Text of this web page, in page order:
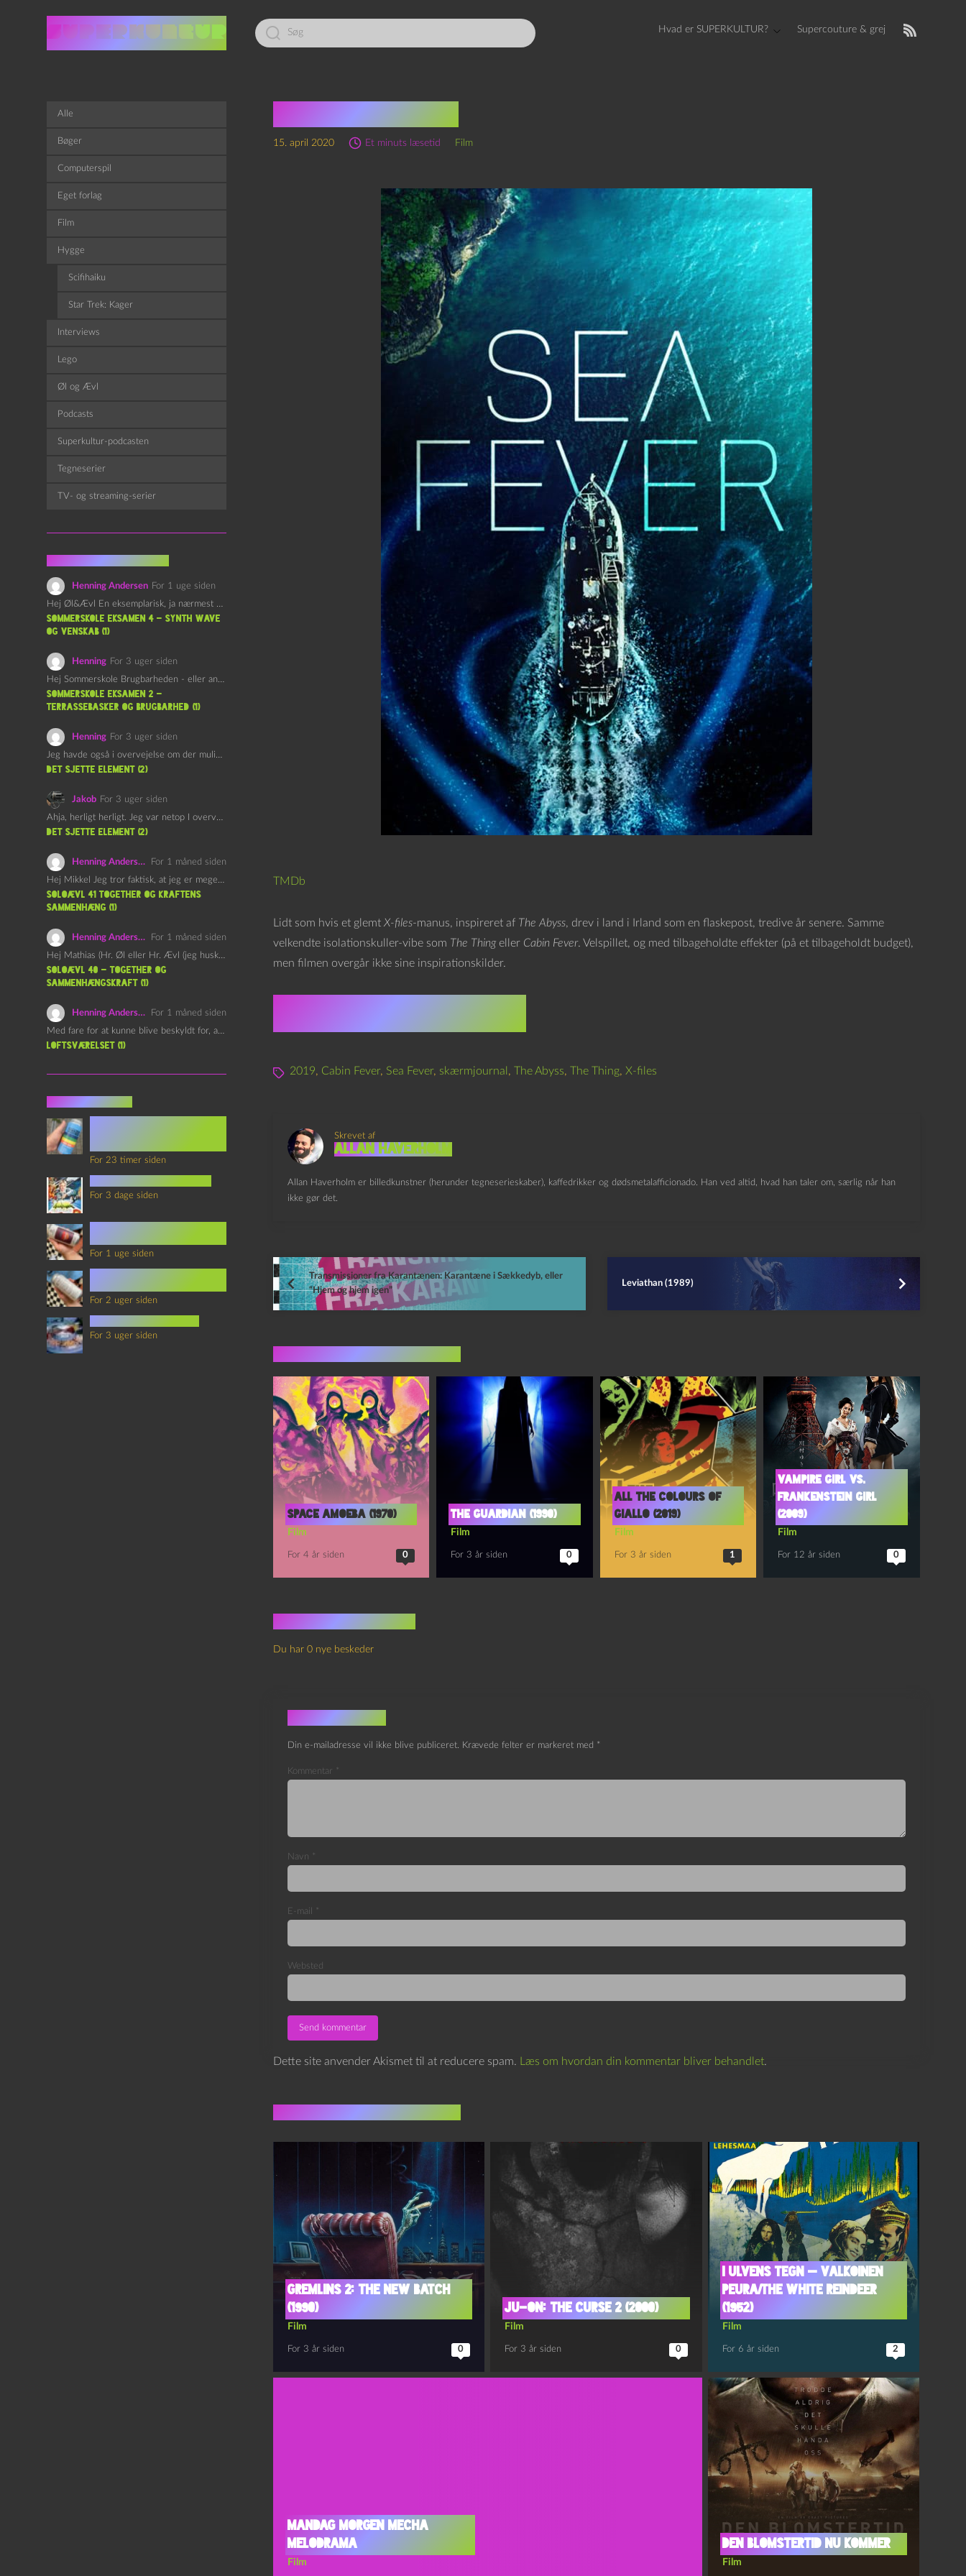
Led
efter:
Hvad er SUPERKULTUR? Supercouture & grej
Sea Fever (2019)
15. april 2020 Et minuts læsetid Film
TMDb
Lidt som hvis et glemt X-files-manus, inspireret af The Abyss, drev i land i Irland som en flaskepost, tredive år senere. Samme
velkendte isolationskuller-vibe som The Thingeller Cabin Fever. Velspillet, og med tilbageholdte effekter (på et tilbageholdt budget),
men filmen overgår ikke sine inspirationskilder.
2019, Cabin Fever, Sea Fever, skærmjournal , The Abyss, The Thing, X-files
Skrevet af
Allan Haverholm
Allan Haverholm er billedkunstner (herunder tegneserieskaber), kaffedrikker og dødsmetalafficionado. Han ved altid, hvad han taler om, særlig når han
ikke gør det.
Transmissioner fra Karantænen: Karantæne i Sækkedyb, eller
“Hjem og hjem igen”
Leviathan (1989)
Space amoeba (1970)
Film
For 4 år siden 0
The guardian (1990)
Film
For 3 år siden 0
All the colours of
giallo (2019)
Film
For 3 år siden 1
Vampire Girl vs.
Frankenstein Girl
(2009)
Film
For 12 år siden 0
Du har 0 nye beskeder
Skriv et svar
Din e-mailadresse vil ikke blive publiceret. Krævede felter er markeret med *
Kommentar *
Navn *
E-mail *
Websted
Dette site anvender Akismet til at reducere spam. Læs om hvordan din kommentar bliver behandlet.
Gremlins 2: The new batch
(1990)
Film
For 3 år siden 0
Ju-on: The curse 2 (2000)
Film
For 3 år siden 0
I ulvens tegn — Valkoinen
Peura/The White Reindeer
(1952)
Film
For 6 år siden 2
Mandag Morgen Mecha
Melodrama
Film
Den blomstertid nu kommer
Film
Alle
Bøger
Computerspil
Eget forlag
Film
Hygge
Scifihaiku
Star Trek: Kager
Interviews
Lego
Øl og Ævl
Podcasts
Superkultur-podcasten
Tegneserier
TV- og streaming-serier
Henning Andersen For 1 uge siden
Hej Øl&Ævl En eksemplarisk, ja nærmest yndefuld, afslutning på SOMMERSKOLEN.…
Sommerskole Eksamen 4 – Synth Wave
og Venskab (1)
Henning For 3 uger siden
Hej Sommerskole Brugbarheden - eller anvendeligheden - af "Øl&Ævl" er…
Sommerskole Eksamen 2 –
Terrassebasker og Brugbarhed (1)
Henning For 3 uger siden
Jeg havde også i overvejelse om der muligvis kunne være…
det sjette element (2)
Jakob For 3 uger siden
Ahja, herligt herligt. Jeg var netop I overvejelser om at…
det sjette element (2)
Henning Andersen
For 1 måned siden
Hej Mikkel Jeg tror faktisk, at jeg er meget enig…
Soloævl 41 Together og Kraftens
Sammenhæng (1)
Henning Andersen
For 1 måned siden
Hej Mathias (Hr. Øl eller Hr. Ævl (jeg husker ikke…
Soloævl 40 – Together og
sammenhængskraft (1)
Henning Andersen
For 1 måned siden
Med fare for at kunne blive beskyldt for, at være…
Loftsværelset (1)
For 23 timer siden
For 3 dage siden
For 1 uge siden
For 2 uger siden
For 3 uger siden